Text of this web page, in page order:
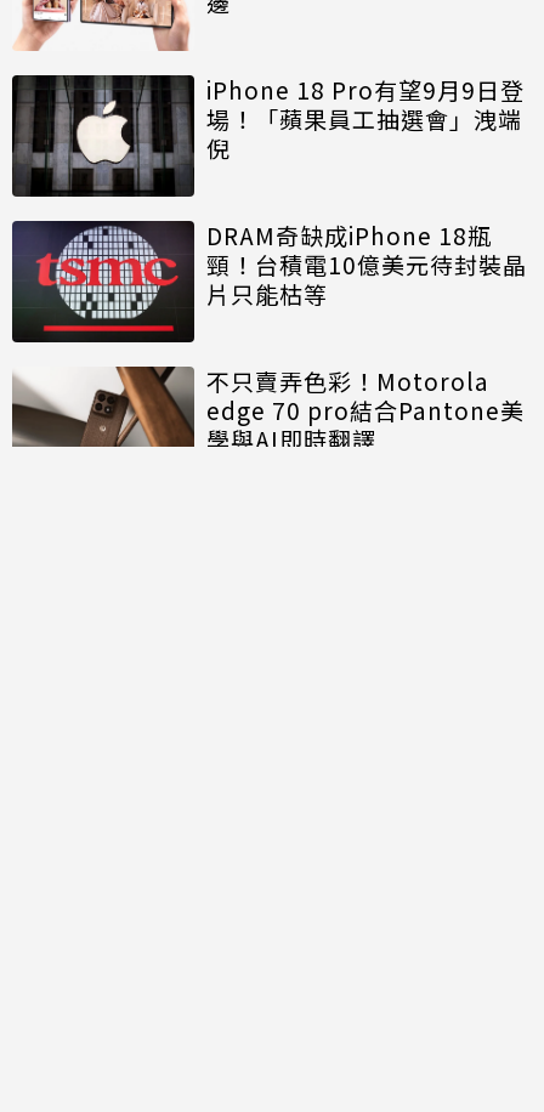
iPhone 18 Pro有望9月9日登
場！「蘋果員工抽選會」洩端
倪
DRAM奇缺成iPhone 18瓶
頸！台積電10億美元待封裝晶
片只能枯等
不只賣弄色彩！Motorola
edge 70 pro結合Pantone美
學與AI即時翻譯